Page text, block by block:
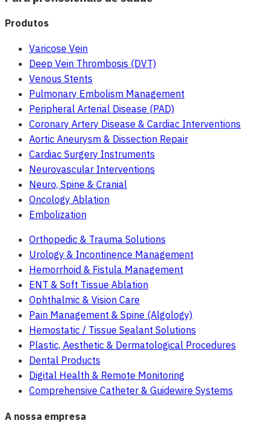
Produtos
Varicose Vein
Deep Vein Thrombosis (DVT)
Venous Stents
Pulmonary Embolism Management
Peripheral Arterial Disease (PAD)
Coronary Artery Disease & Cardiac Interventions
Aortic Aneurysm & Dissection Repair
Cardiac Surgery Instruments
Neurovascular Interventions
Neuro, Spine & Cranial
Oncology Ablation
Embolization
Orthopedic & Trauma Solutions
Urology & Incontinence Management
Hemorrhoid & Fistula Management
ENT & Soft Tissue Ablation
Ophthalmic & Vision Care
Pain Management & Spine (Algology)
Hemostatic / Tissue Sealant Solutions
Plastic, Aesthetic & Dermatological Procedures
Dental Products
Digital Health & Remote Monitoring
Comprehensive Catheter & Guidewire Systems
A nossa empresa